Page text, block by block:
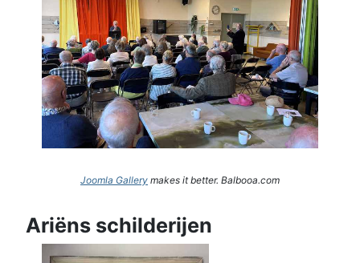
Joomla Gallery makes it better. Balbooa.com
Ariëns schilderijen